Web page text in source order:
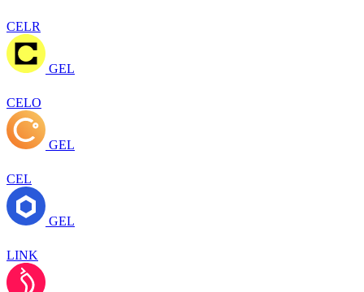
CELR
GEL
CELO
GEL
CEL
GEL
LINK